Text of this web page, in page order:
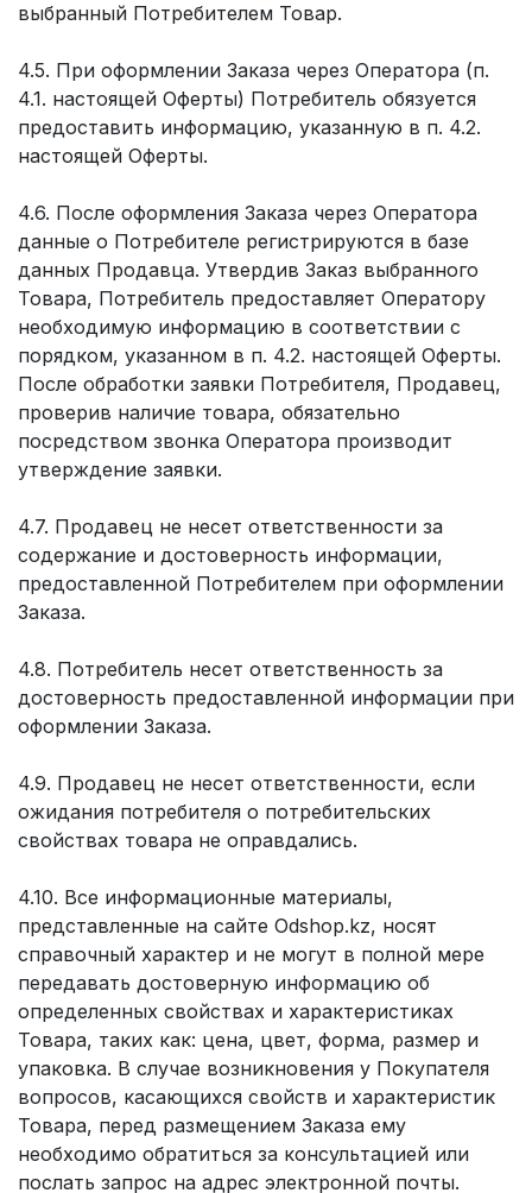
выбранный Потребителем Товар.
4.5. При оформлении Заказа через Оператора (п.
4.1. настоящей Оферты) Потребитель обязуется
предоставить информацию, указанную в п. 4.2.
настоящей Оферты.
4.6. После оформления Заказа через Оператора
данные о Потребителе регистрируются в базе
данных Продавца. Утвердив Заказ выбранного
Товара, Потребитель предоставляет Оператору
необходимую информацию в соответствии с
порядком, указанном в п. 4.2. настоящей Оферты.
После обработки заявки Потребителя, Продавец,
проверив наличие товара, обязательно
посредством звонка Оператора производит
утверждение заявки.
4.7. Продавец не несет ответственности за
содержание и достоверность информации,
предоставленной Потребителем при оформлении
Заказа.
4.8. Потребитель несет ответственность за
достоверность предоставленной информации при
оформлении Заказа.
4.9. Продавец не несет ответственности, если
ожидания потребителя о потребительских
свойствах товара не оправдались.
4.10. Все информационные материалы,
представленные на сайте Odshop.kz, носят
справочный характер и не могут в полной мере
передавать достоверную информацию об
определенных свойствах и характеристиках
Товара, таких как: цена, цвет, форма, размер и
упаковка. В случае возникновения у Покупателя
вопросов, касающихся свойств и характеристик
Товара, перед размещением Заказа ему
необходимо обратиться за консультацией или
послать запрос на адрес электронной почты.